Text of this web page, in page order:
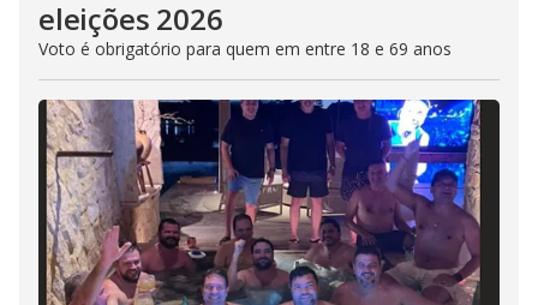
eleições 2026
Voto é obrigatório para quem em entre 18 e 69 anos